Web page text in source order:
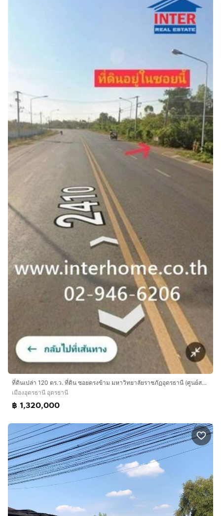
ที่ดินเปล่า 120 ตร.ว. ที่ดิน ซอยตรงข้าม มหาวิทยาลัยราชภัฏอุดรธานี (ศูนย์สามพร้าว) ถนนทางหลวงหมายเลข2410 เมืองอุดรธานี อุดรธานี
เมืองอุดรธานี อุดรธานี
฿ 1,320,000